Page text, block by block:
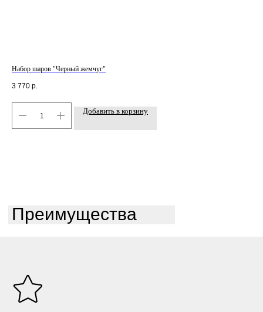
Набор шаров "Черный жемчуг"
3 770 р.
Добавить в корзину
Преимущества